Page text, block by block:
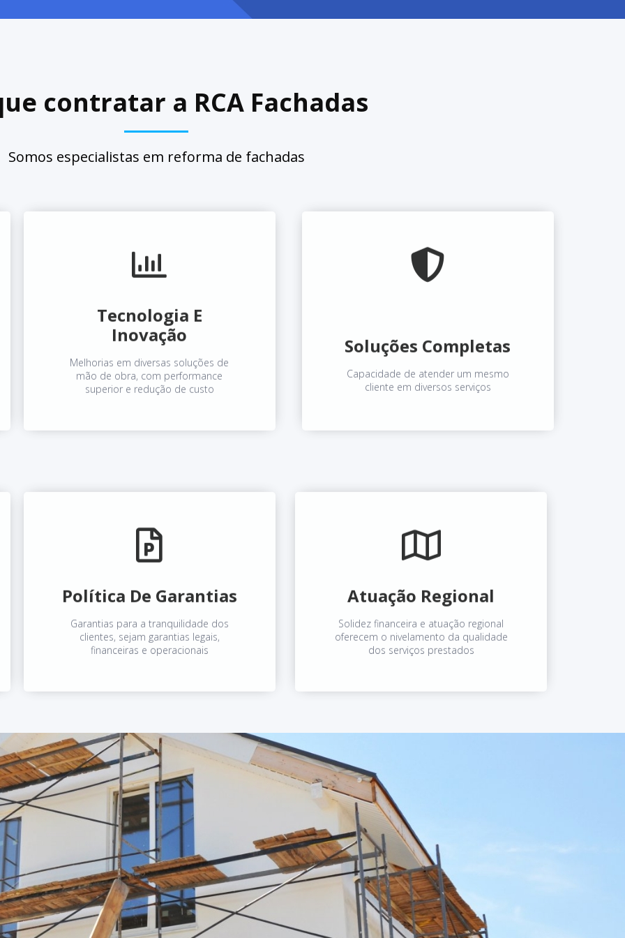
contratar a RCA Fachadas
Somos especialistas em reforma de fachadas
Tecnologia E
Inovação
Melhorias em diversas soluções de
mão de obra, com performance
superior e redução de custo
Soluções Completas
Capacidade de atender um mesmo
cliente em diversos serviços
Política De Garantias
Garantias para a tranquilidade dos
clientes, sejam garantias legais,
financeiras e operacionais
Atuação Regional
Solidez financeira e atuação regional
oferecem o nivelamento da qualidade
dos serviços prestados